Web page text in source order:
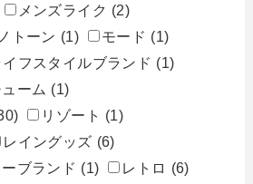
メンズライク (2)
トーン (1) モード (1)
イフスタイルブランド (1)
ーム (1)
リゾート (1)
レイングッズ (6)
ブランド (1) レトロ (6)